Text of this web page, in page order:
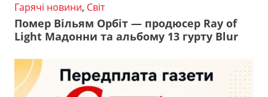
Гарячі новини, Світ
Помер Вільям Орбіт — продюсер Ray of
Light Мадонни та альбому 13 гурту Blur